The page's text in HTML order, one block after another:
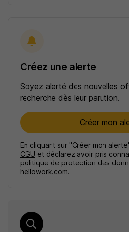
Créez une alerte
Soyez alerté des nouvelles
recherche dès leur parution.
Créer mon
En cliquant sur "Créer mon
CGU et déclarez avoir pris
politique de protection des
hellowork.com.